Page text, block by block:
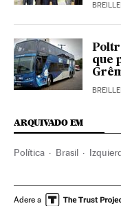
que
ARQUIVADO EM
Política Brasil
Protestantismo Iglesia
Adere a